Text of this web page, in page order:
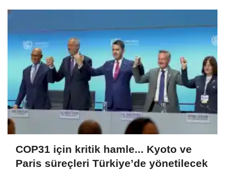
COP31 için kritik hamle... Kyoto ve
Paris süreçleri Türkiye’de yönetilecek